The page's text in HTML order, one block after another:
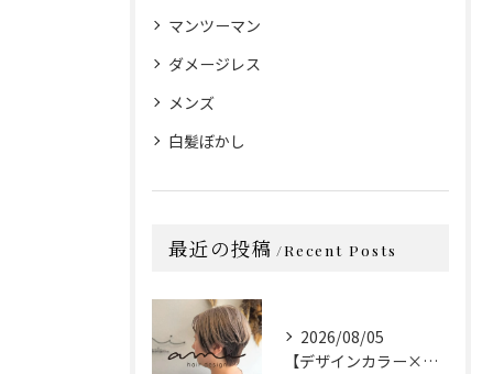
マンツーマン
ダメージレス
メンズ
白髪ぼかし
最近の投稿 Recent Posts
2026/08/05
【デザインカラー×カット】